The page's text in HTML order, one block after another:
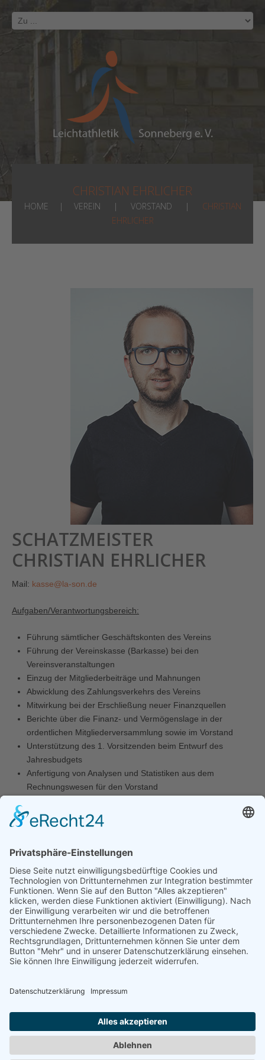
CHRISTIAN EHRLICHER
HOME VEREIN VORSTAND
CHRISTIAN
EHRLICHER
SCHATZMEISTER
CHRISTIAN EHRLICHER
Mail: kasse@la-son.de
Aufgaben/Verantwortungsbereich:
Führung sämtlicher Geschäftskonten des Vereins
Führung der Vereinskasse (Barkasse) bei den
Vereinsveranstaltungen
Einzug der Mitgliederbeiträge und Mahnungen
Abwicklung des Zahlungsverkehrs des Vereins
Mitwirkung bei der Erschließung neuer Finanzquellen
Berichte über die Finanz- und Vermögenslage in der
ordentlichen Mitgliederversammlung sowie im Vorstand
Unterstützung des 1. Vorsitzenden beim Entwurf des
Jahresbudgets
Anfertigung von Analysen und Statistiken aus dem
Rechnungswesen für den Vorstand
© 2021 - 2026 Leichtathletik Sonneberg e. V.
Einstellungen